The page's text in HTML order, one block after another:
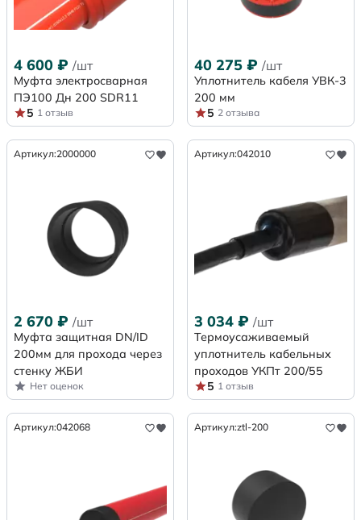
4 600 ₽ /шт
Муфта электросварная
ПЭ100 Дн 200 SDR11
5 1 отзыв
40 275 ₽ /шт
Уплотнитель кабеля УВК-3
200 мм
5 2 отзыва
Артикул:2000000
2 670 ₽ /шт
Муфта защитная DN/ID
200мм для прохода через
стенку ЖБИ
Нет оценок
Артикул:042010
3 034 ₽ /шт
Термоусаживаемый
уплотнитель кабельных
проходов УКПт 200/55
5 1 отзыв
Артикул:042068 Артикул:ztl-200